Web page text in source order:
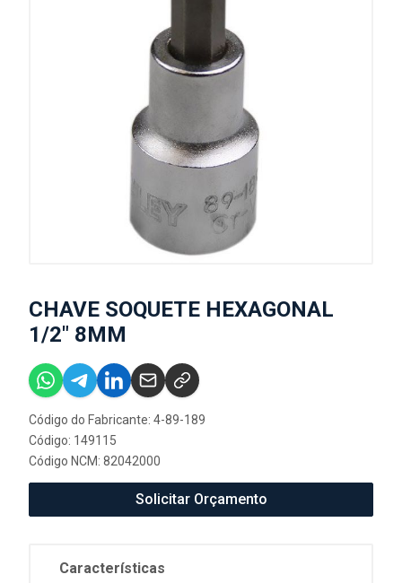
CHAVE SOQUETE HEXAGONAL
1/2" 8MM
Código do Fabricante: 4-89-189
Código: 149115
Código NCM: 82042000
Solicitar Orçamento
Características